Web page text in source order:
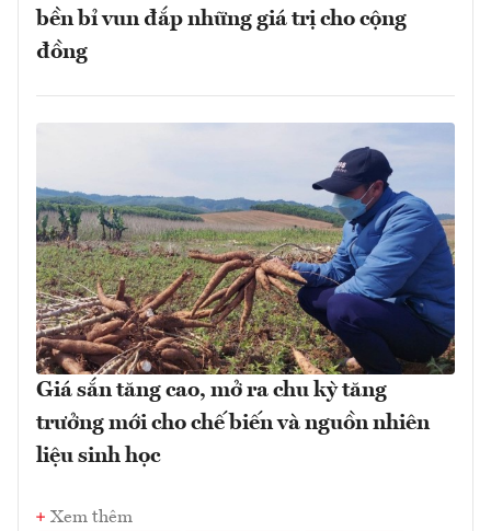
bền bỉ vun đắp những giá trị cho cộng
đồng
Giá sắn tăng cao, mở ra chu kỳ tăng
trưởng mới cho chế biến và nguồn nhiên
liệu sinh học
Xem thêm